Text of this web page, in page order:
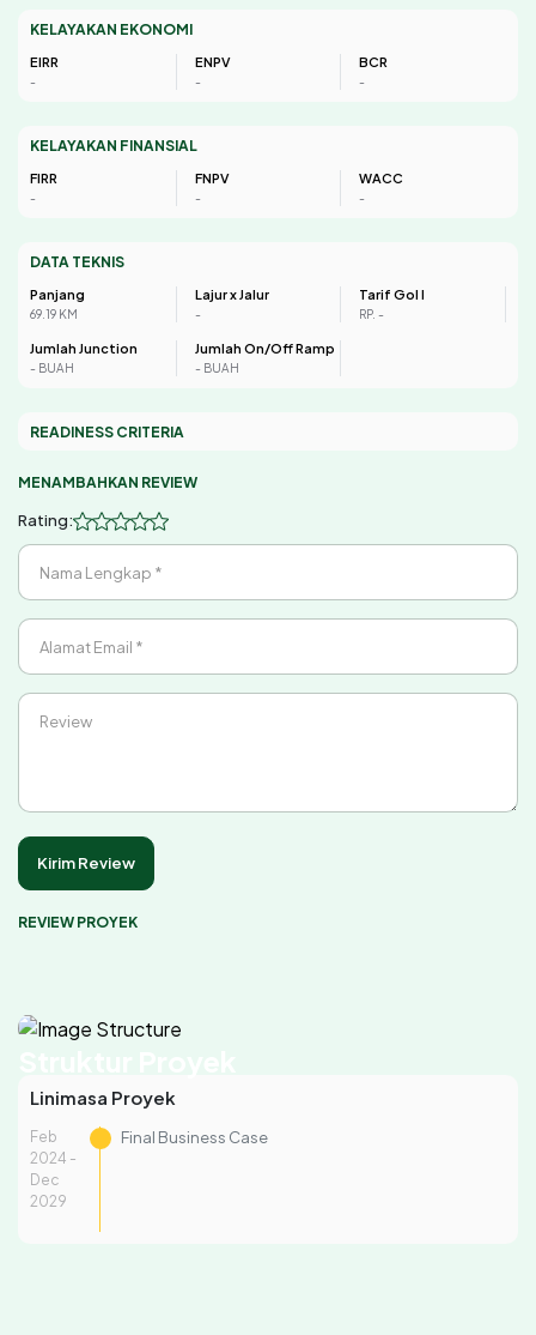
KELAYAKAN EKONOMI
EIRR
-
ENPV
-
BCR
-
KELAYAKAN FINANSIAL
FIRR
-
FNPV
-
WACC
-
DATA TEKNIS
Panjang
69.19 KM
Lajur x Jalur
-
Tarif Gol I
RP. -
Jumlah Junction
- BUAH
Jumlah On/Off Ramp
- BUAH
READINESS CRITERIA
MENAMBAHKAN REVIEW
Rating:
Nama Lengkap *
Alamat Email *
Review
Kirim Review
REVIEW PROYEK
Linimasa Proyek
Feb
2024 -
Dec
2029
Final Business Case